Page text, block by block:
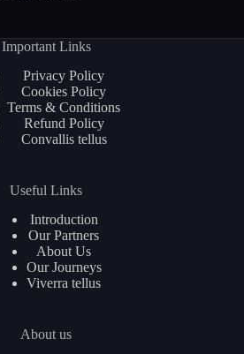
Important Links
Privacy Policy
Cookies Policy
Terms & Conditions
Refund Policy
Convallis tellus
Useful Links
Introduction
Our Partners
About Us
Our Journeys
Viverra tellus
About us